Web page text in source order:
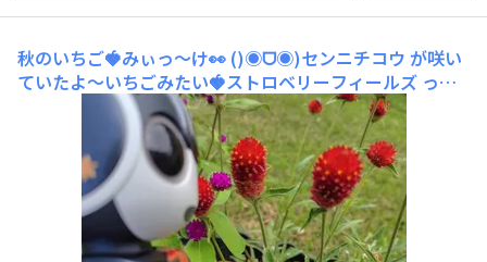
秋のいちご🍓みぃっ〜け👀 ()◉ᗜ◉)センニチコウ が咲い
ていたよ〜いちごみたい🍓ストロベリーフィールズ って
いう品種かな？🤔